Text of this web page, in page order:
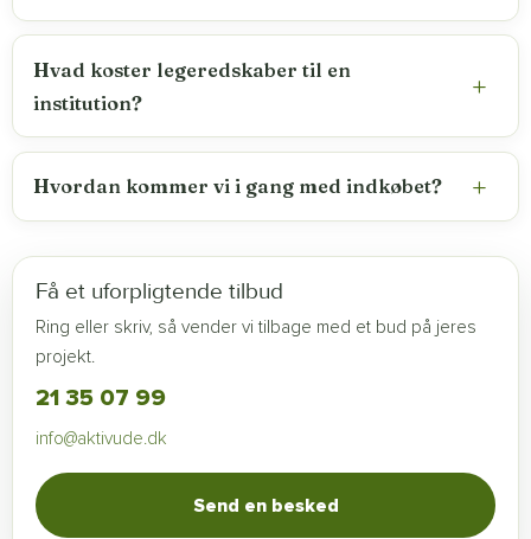
Hvad koster legeredskaber til en
institution?
Hvordan kommer vi i gang med indkøbet?
Få et uforpligtende tilbud
Ring eller skriv, så vender vi tilbage med et bud på jeres
projekt.
21 35 07 99
info@aktivude.dk
Send en besked